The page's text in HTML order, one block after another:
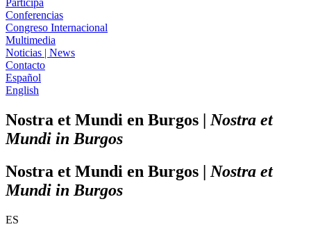
Participa
Conferencias
Congreso Internacional
Multimedia
Noticias | News
Contacto
Español
English
Nostra et Mundi en Burgos | Nostra et
Mundi in Burgos
Nostra et Mundi en Burgos | Nostra et
Mundi in Burgos
ES